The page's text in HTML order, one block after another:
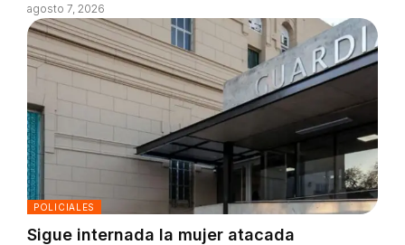
agosto 7, 2026
POLICIALES
Sigue internada la mujer atacada